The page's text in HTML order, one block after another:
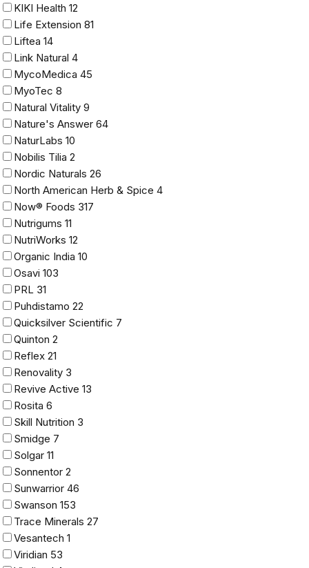
KIKI Health 12
Life Extension 81
Liftea 14
Link Natural 4
MycoMedica 45
MyoTec 8
Natural Vitality 9
Nature's Answer 64
NaturLabs 10
Nobilis Tilia 2
Nordic Naturals 26
North American Herb & Spice 4
Now® Foods 317
Nutrigums 11
NutriWorks 12
Organic India 10
Osavi 103
PRL 31
Puhdistamo 22
Quicksilver Scientific 7
Quinton 2
Reflex 21
Renovality 3
Revive Active 13
Rosita 6
Skill Nutrition 3
Smidge 7
Solgar 11
Sonnentor 2
Sunwarrior 46
Swanson 153
Trace Minerals 27
Vesantech 1
Viridian 53